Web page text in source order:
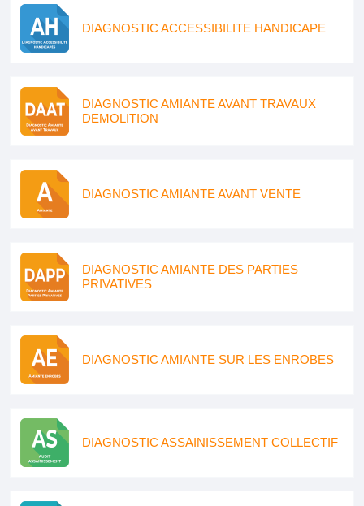
DIAGNOSTIC ACCESSIBILITE HANDICAPE
DIAGNOSTIC AMIANTE AVANT TRAVAUX
DEMOLITION
DIAGNOSTIC AMIANTE AVANT VENTE
DIAGNOSTIC AMIANTE DES PARTIES
PRIVATIVES
DIAGNOSTIC AMIANTE SUR LES ENROBES
DIAGNOSTIC ASSAINISSEMENT COLLECTIF